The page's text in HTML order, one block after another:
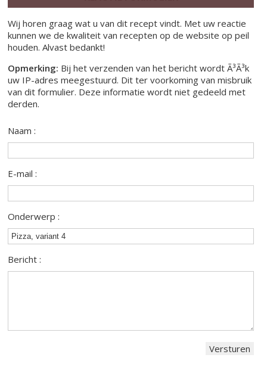
Wij horen graag wat u van dit recept vindt. Met uw reactie
kunnen we de kwaliteit van recepten op de website op peil
houden. Alvast bedankt!
Opmerking: Bij het verzenden van het bericht wordt Ã³Ã³k
uw IP-adres meegestuurd. Dit ter voorkoming van misbruik
van dit formulier. Deze informatie wordt niet gedeeld met
derden.
Naam :
E-mail :
Onderwerp :
Bericht :